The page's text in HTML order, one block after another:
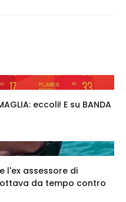
eccoli! E su BANDA
l'ex assessore di
da tempo contro